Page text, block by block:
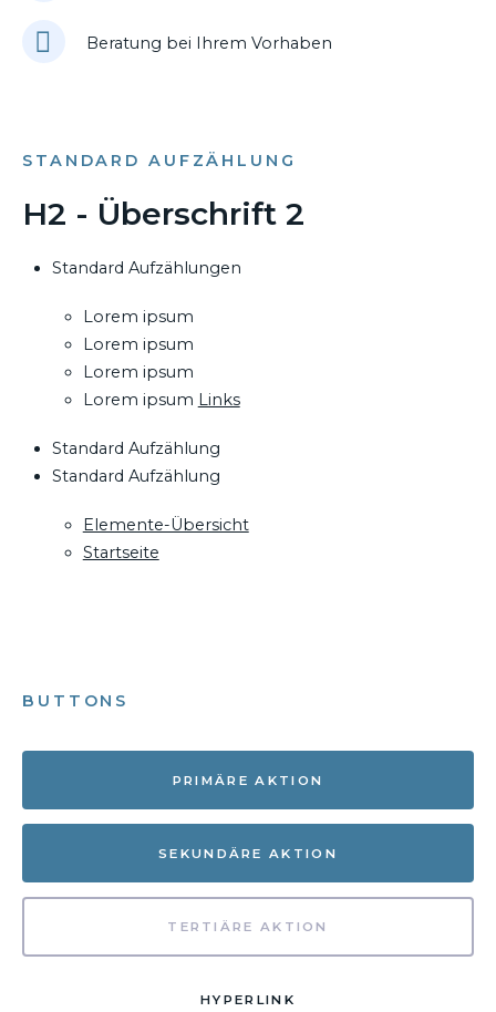
Beratung bei Ihrem Vorhaben
STANDARD AUFZÄHLUNG
H2 - Überschrift 2
Standard Aufzählungen
Lorem ipsum
Lorem ipsum
Lorem ipsum
Lorem ipsum Links
Standard Aufzählung
Standard Aufzählung
Elemente-Übersicht
Startseite
BUTTONS
PRIMÄRE AKTION
SEKUNDÄRE AKTION
TERTIÄRE AKTION
HYPERLINK